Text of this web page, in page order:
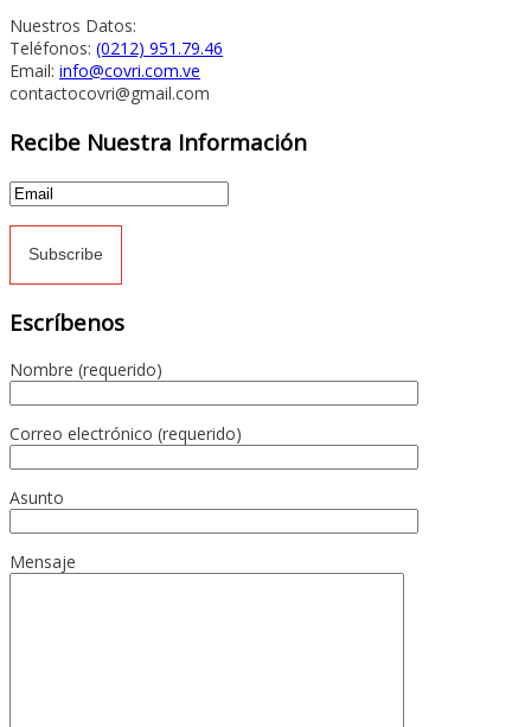
Nuestros Datos:
Teléfonos: (0212) 951.79.46
Email: info@covri.com.ve
contactocovri@gmail.com
Recibe Nuestra Información
Escríbenos
Nombre (requerido)
Correo electrónico (requerido)
Asunto
Mensaje